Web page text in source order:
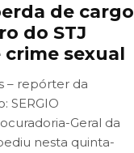
de cargo
do STJ
sexual
– repórter da
SERGIO
Geral da
nesta quinta-